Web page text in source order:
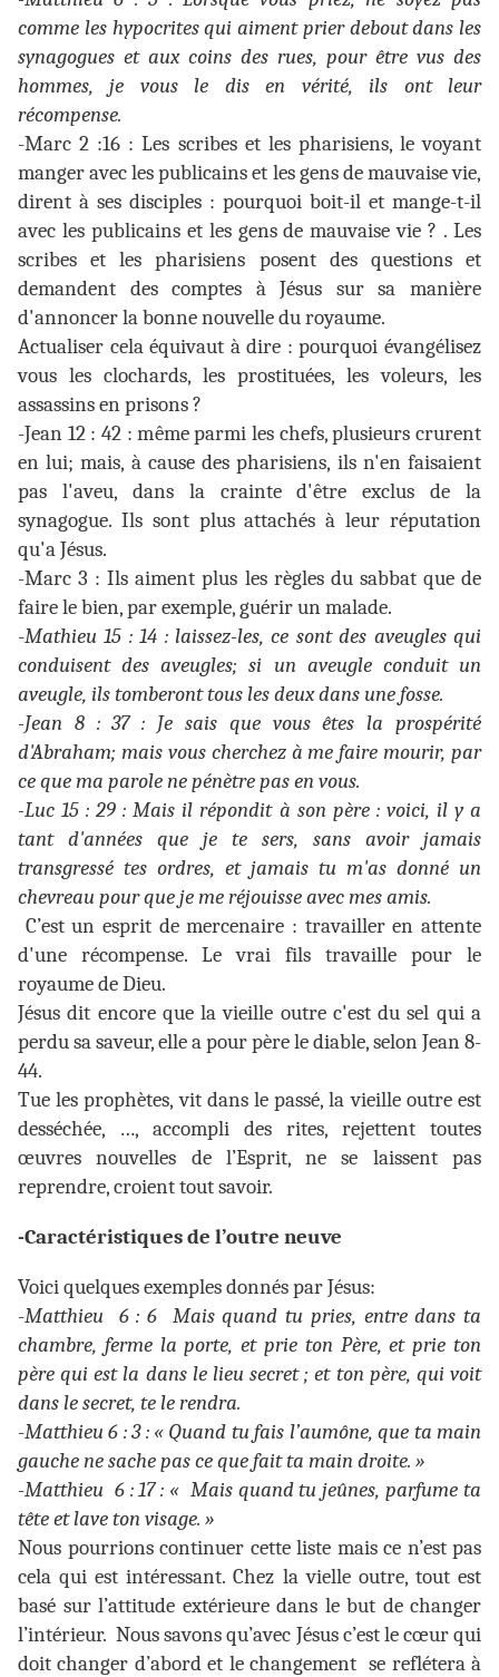
comme les hypocrites qui aiment prier debout dans les
synagogues et aux coins des rues, pour être vus des
hommes, je vous le dis en vérité, ils ont leur
récompense.
-Marc 2 :16 : Les scribes et les pharisiens, le voyant
manger avec les publicains et les gens de mauvaise vie,
dirent à ses disciples : pourquoi boit-il et mange-t-il
avec les publicains et les gens de mauvaise vie ? . Les
scribes et les pharisiens posent des questions et
demandent des comptes à Jésus sur sa manière
d'annoncer la bonne nouvelle du royaume.
Actualiser cela équivaut à dire : pourquoi évangélisez
vous les clochards, les prostituées, les voleurs, les
assassins en prisons ?
-Jean 12 : 42 : même parmi les chefs, plusieurs crurent
en lui; mais, à cause des pharisiens, ils n'en faisaient
pas l'aveu, dans la crainte d'être exclus de la
synagogue. Ils sont plus attachés à leur réputation
qu'a Jésus.
-Marc 3 : Ils aiment plus les règles du sabbat que de
faire le bien, par exemple, guérir un malade.
-Mathieu 15 : 14 : laissez-les, ce sont des aveugles qui
conduisent des aveugles; si un aveugle conduit un
aveugle, ils tomberont tous les deux dans une fosse.
-Jean 8 : 37 : Je sais que vous êtes la prospérité
d'Abraham; mais vous cherchez à me faire mourir, par
ce que ma parole ne pénètre pas en vous.
-Luc 15 : 29 : Mais il répondit à son père : voici, il y a
tant d'années que je te sers, sans avoir jamais
transgressé tes ordres, et jamais tu m'as donné un
chevreau pour que je me réjouisse avec mes amis.
C’est un esprit de mercenaire : travailler en attente
d'une récompense. Le vrai fils travaille pour le
royaume de Dieu.
Jésus dit encore que la vieille outre c'est du sel qui a
perdu sa saveur, elle a pour père le diable, selon Jean 8-
44.
Tue les prophètes, vit dans le passé, la vieille outre est
desséchée, …, accompli des rites, rejettent toutes
œuvres nouvelles de l’Esprit, ne se laissent pas
reprendre, croient tout savoir.
-Caractéristiques de l’outre neuve
Voici quelques exemples donnés par Jésus:
-Matthieu 6 : 6 Mais quand tu pries, entre dans ta
chambre, ferme la porte, et prie ton Père, et prie ton
père qui est la dans le lieu secret ; et ton père, qui voit
dans le secret, te le rendra.
-Matthieu 6 : 3 : « Quand tu fais l’aumône, que ta main
gauche ne sache pas ce que fait ta main droite. »
-Matthieu 6 : 17 : « Mais quand tu jeûnes, parfume ta
tête et lave ton visage. »
Nous pourrions continuer cette liste mais ce n’est pas
cela qui est intéressant. Chez la vielle outre, tout est
basé sur l’attitude extérieure dans le but de changer
l’intérieur. Nous savons qu’avec Jésus c’est le cœur qui
doit changer d’abord et le changement se reflétera à